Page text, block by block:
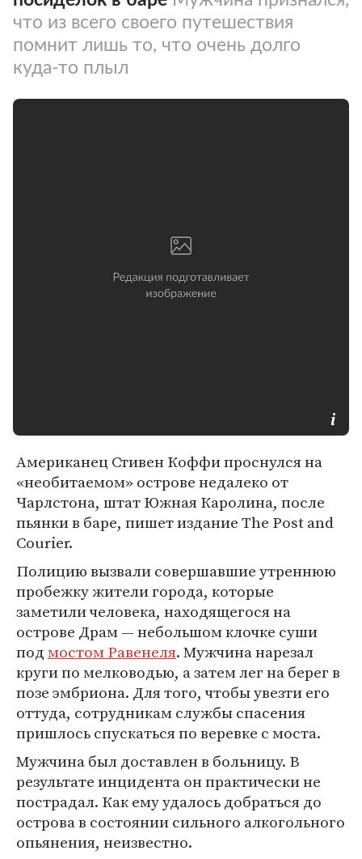
что из всего своего путешествия
помнит лишь то, что очень долго
куда-то плыл
Американец Стивен Коффи проснулся на
«необитаемом» острове недалеко от
Чарлстона, штат Южная Каролина, после
пьянки в баре, пишет издание The Post and
Courier.
Полицию вызвали совершавшие утреннюю
пробежку жители города, которые
заметили человека, находящегося на
острове Драм — небольшом клочке суши
подмостом Равенеля. Мужчина нарезал
круги по мелководью, а затем лег на берег в
позе эмбриона. Для того, чтобы увезти его
оттуда, сотрудникам службы спасения
пришлось спускаться по веревке с моста.
Мужчина был доставлен в больницу. В
результате инцидента он практически не
пострадал. Как ему удалось добраться до
острова в состоянии сильного алкогольного
опьянения, неизвестно.